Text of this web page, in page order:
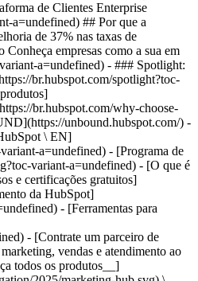
de Clientes Enterprise
a=undefined) ## Por que a
de 37% nas taxas de
empresas como a sua em
a=undefined) - ### Spotlight:
br.hubspot.com/spotlight?toc-
br.hubspot.com/why-choose-
unbound.hubspot.com/) -
\ EN]
a=undefined) - [Programa de
variant-a=undefined) - [O que é
e certificações gratuitos]
da HubSpot]
- [Ferramentas para
- [Contrate um parceiro de
2025/Why%20Choose%20HubSpot.webp?width=1035&height=450&name=Why%20Choose%20HubSpot.webp) ### Por que escolher a HubSpot? Depois de apenas um ano, os clientes da HubSpot adquirem 129% mais leads, fecham 36% mais negócios e observam uma melhoria de 37% nas taxas de fechamento de tickets. [Saiba mais sobre o que diferencia a solução da HubSpot](https://br.hubspot.com/why-choose-hubspot?toc-variant-a=undefined) - ![195303448595](https://53.fs1.hubspotusercontent-na1.net/hub/53/hubfs/assets/hubspot.com/global-navigation/2025/Case%20Studies.webp?width=1035&height=450&name=Case%20Studies.webp) ### Estudos de caso Conheça empresas como a sua em todo o mundo que usam a HubSpot para unir suas equipes, capacitar seus negócios e crescer melhor. [Veja todos os estudos de caso](https://br.hubspot.com/case-studies?toc-variant-a=undefined) - ![191228329371](https://53.fs1.hubspotusercontent-na1.net/hub/53/hubfs/spotlight_resized_518x225.png?width=518&height=225&name=spotlight_resized_518x225.png) ### Spotlight: atualizações de produtos Saiba mais sobre os lançamentos e anúncios de produtos da HubSpot nesta vitrine semestral de produtos. [Veja as atualizações de nossos produtos](https://br.hubspot.com/spotlight?toc-variant-a=undefined) - [Preços](https://br.hubspot.com/pricing/suite/starter?toc-variant-a=undefined) - Recursos Recursos - ## Link em destaque - [Spotlight: atualizações de produtos](https://br.hubspot.com/spotlight?toc-variant-a=undefined) - [Novidades na HubSpot](https://br.hubspot.com/new?toc-variant-a=undefined) - [Por que escolher a HubSpot?](https://br.hubspot.com/why-choose-hubspot?toc-variant-a=undefined) - [Sustentabilidade \ EN](https://www.hubspot.com/sustainability?toc-variant-a=undefined) - ## Comunidade e eventos - [Evento UNBOUND](https://unbound.hubspot.com/) - [Webinares](https://br.hubspot.com/resources/webinar#resource-library-page-headers) - [Comunidade HubSpot](https://community.hubspot.com/) - [Grupos de Usuários da HubSpot \ EN](https://www.hubspot.com/hubspot-user-groups?toc-variant-a=undefined) - ## Parceiros - [Programa de Parceiros de Soluções](https://br.hubspot.com/partners/solutions?toc-variant-a=undefined) - [Programa de Parceiros Afiliados](https://br.hubspot.com/partners/affiliates?toc-variant-a=undefined) - ## Educação - [O Manual do Loop Marketing](https://br.hubspot.com/loop-marketing?toc-variant-a=undefined) - [O que é inbound marketing?](https://br.hubspot.com/inbound-marketing?toc-variant-a=undefined) - [Blogs da HubSpot](https://br.hubspot.com/blog?toc-variant-a=undefined) - [Cursos e certificações gratuitos](https://academy.hubspot.com/pt/?toc-variant-a=undefined) - [E-books, guias e muito mais](https://br.hubspot.